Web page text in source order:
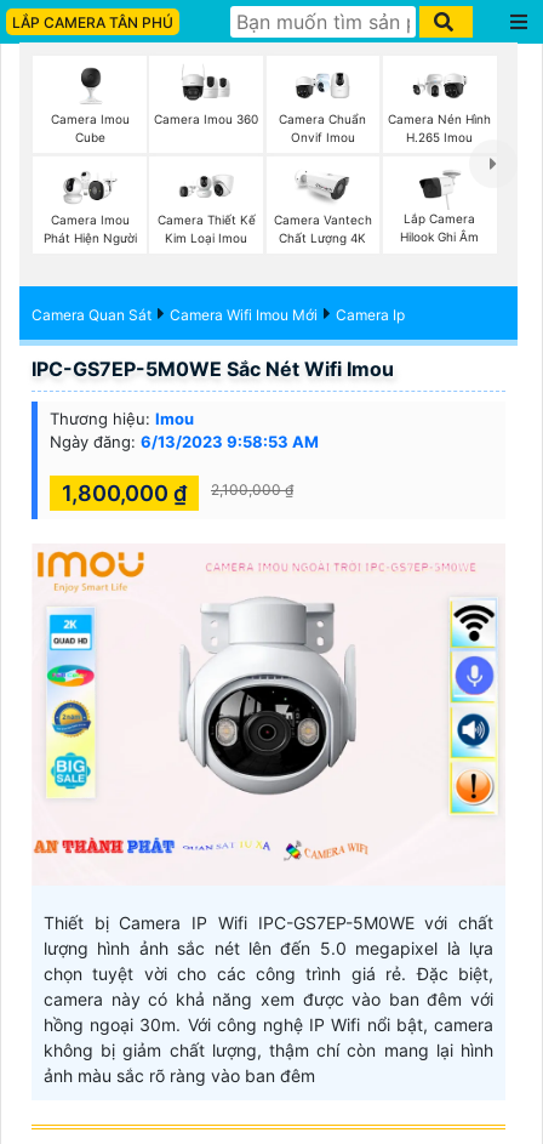
LẮP CAMERA TÂN PHÚ
Camera Imou
Cube
Camera Imou 360
Camera Chuẩn
Onvif Imou
Camera Nén Hình
H.265 Imou
Camera Imou
Phát Hiện Người
Camera Thiết Kế
Kim Loại Imou
Camera Vantech
Chất Lượng 4K
Lắp Camera
Hilook Ghi Âm
Camera Quan Sát Camera Wifi Imou Mới Camera Ip
IPC-GS7EP-5M0WE Sắc Nét Wifi Imou
Thương hiệu: Imou
Ngày đăng: 6/13/2023 9:58:53 AM
1,800,000 ₫ 2,100,000 ₫
Thiết bị Camera IP Wifi IPC-GS7EP-5M0WE với chất
lượng hình ảnh sắc nét lên đến 5.0 megapixel là lựa
chọn tuyệt vời cho các công trình giá rẻ. Đặc biệt,
camera này có khả năng xem được vào ban đêm với
hồng ngoại 30m. Với công nghệ IP Wifi nổi bật, camera
không bị giảm chất lượng, thậm chí còn mang lại hình
ảnh màu sắc rõ ràng vào ban đêm